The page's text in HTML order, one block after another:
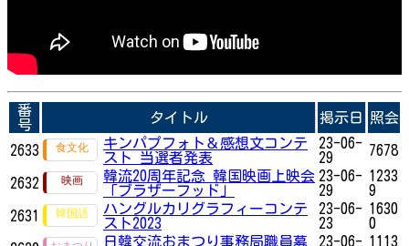
番
号
タイトル 掲示日 照会
2633
キンパプフォト＆感想文コンテ
スト 当選者発表
23-06-
29
7678
2632
韓流20周年記念 韓国映画上映会
「ブラザーフッド」
23-06-
29
1233
9
2631
ハングルカリグラフィーコンテ
スト2023
23-06-
23
1630
0
日韓交流おまつり事務局職員募
23-06- 1113